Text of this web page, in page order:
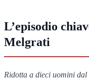
L’episodio
Melgrati
Ridotta a dieci uomini dal